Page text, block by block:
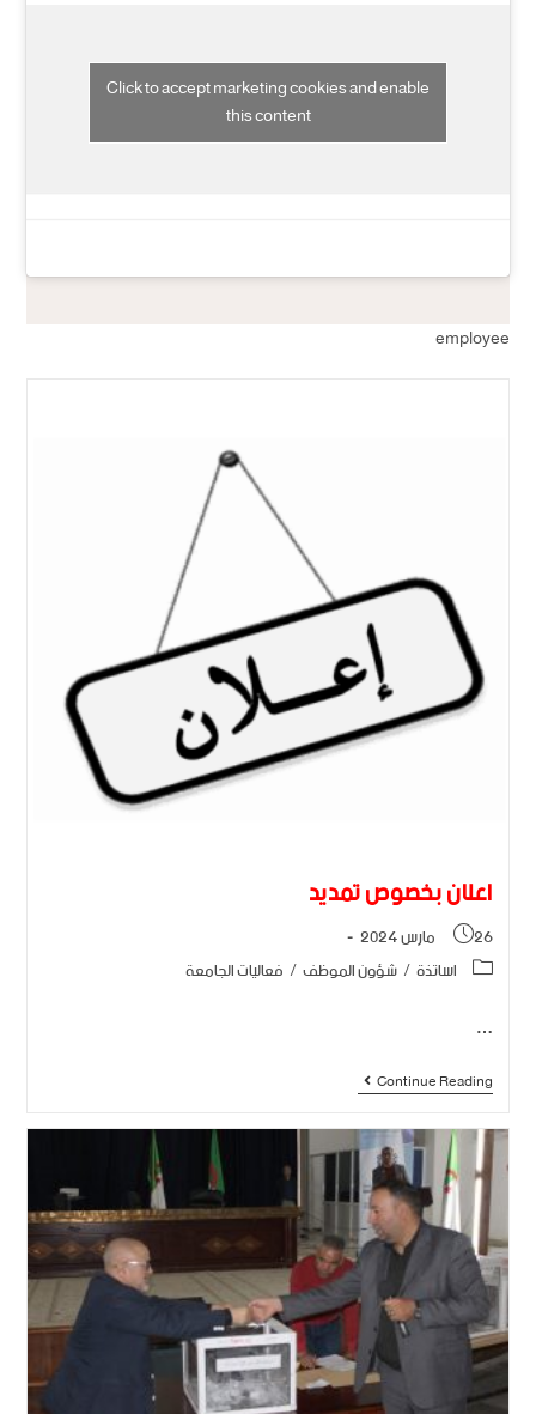
Click to accept marketing cookies and enable
this content
employee
اعلان بخصوص تمديد
26 مارس 2024
اساتذة/شؤون الموظف/ فعاليات الجامعة
…
Continue Reading